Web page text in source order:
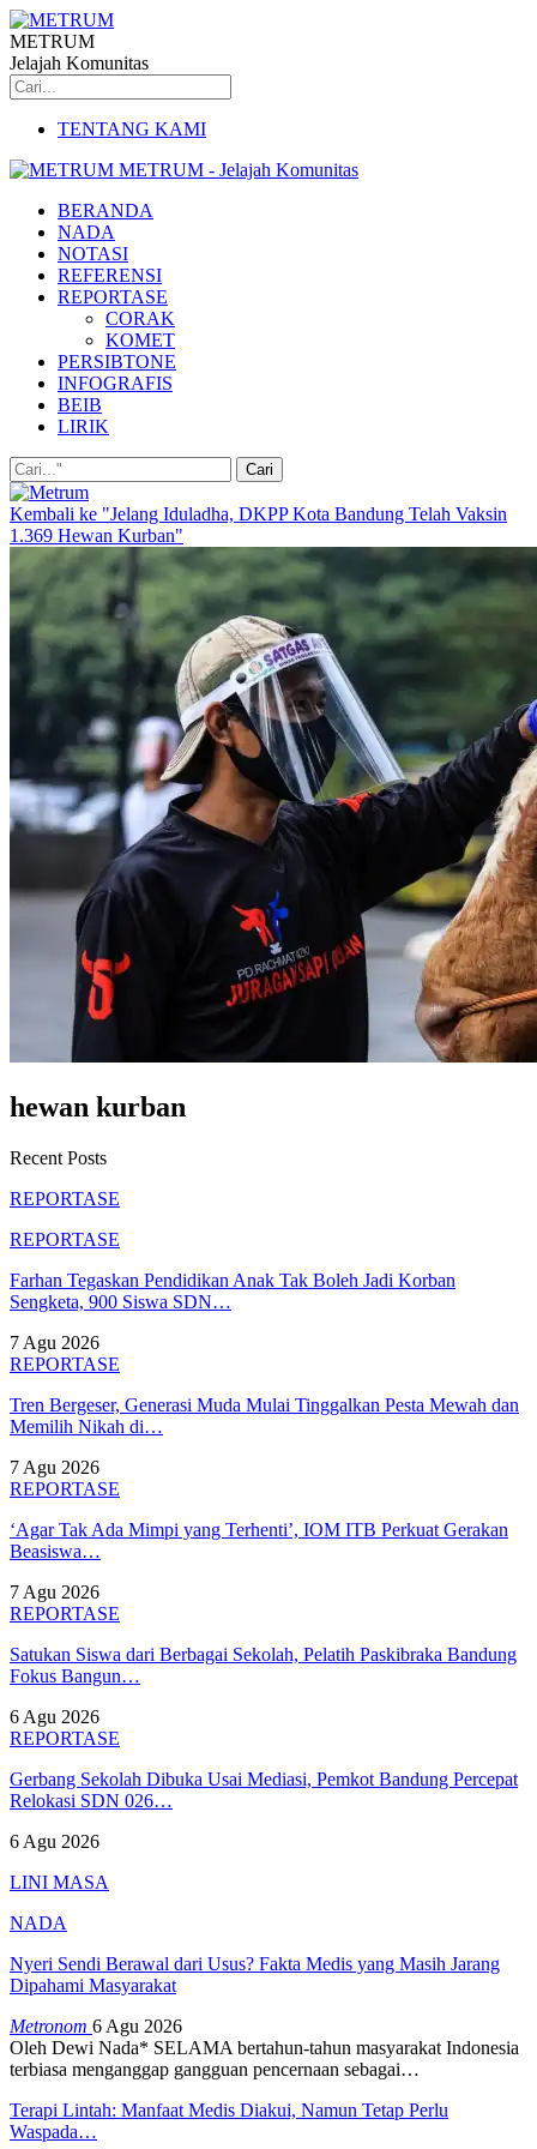
METRUM
Jelajah Komunitas
TENTANG KAMI
METRUM - Jelajah Komunitas
BERANDA
NADA
NOTASI
REFERENSI
REPORTASE
CORAK
KOMET
PERSIBTONE
INFOGRAFIS
BEIB
LIRIK
Kembali ke "Jelang Iduladha, DKPP Kota Bandung Telah Vaksin
1.369 Hewan Kurban"
hewan kurban
Recent Posts
REPORTASE
REPORTASE
Farhan Tegaskan Pendidikan Anak Tak Boleh Jadi Korban
Sengketa, 900 Siswa SDN…
7 Agu 2026
REPORTASE
Tren Bergeser, Generasi Muda Mulai Tinggalkan Pesta Mewah dan
Memilih Nikah di…
7 Agu 2026
REPORTASE
‘Agar Tak Ada Mimpi yang Terhenti’, IOM ITB Perkuat Gerakan
Beasiswa…
7 Agu 2026
REPORTASE
Satukan Siswa dari Berbagai Sekolah, Pelatih Paskibraka Bandung
Fokus Bangun…
6 Agu 2026
REPORTASE
Gerbang Sekolah Dibuka Usai Mediasi, Pemkot Bandung Percepat
Relokasi SDN 026…
6 Agu 2026
LINI MASA
NADA
Nyeri Sendi Berawal dari Usus? Fakta Medis yang Masih Jarang
Dipahami Masyarakat
Metronom 6 Agu 2026
Oleh Dewi Nada* SELAMA bertahun-tahun masyarakat Indonesia
terbiasa menganggap gangguan pencernaan sebagai…
Terapi Lintah: Manfaat Medis Diakui, Namun Tetap Perlu
Waspada…